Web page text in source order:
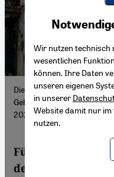
Die Narben des Krieges:
Gebäude entlang der
2025. (Foto: picture
Fünfzig Jahre
der Bürgerkrieg
Wir nutzen technisch
wesentlichen
können. Ihre Daten
unseren eigenen
in unserer
Website damit nur
nutzen.
Google Maps